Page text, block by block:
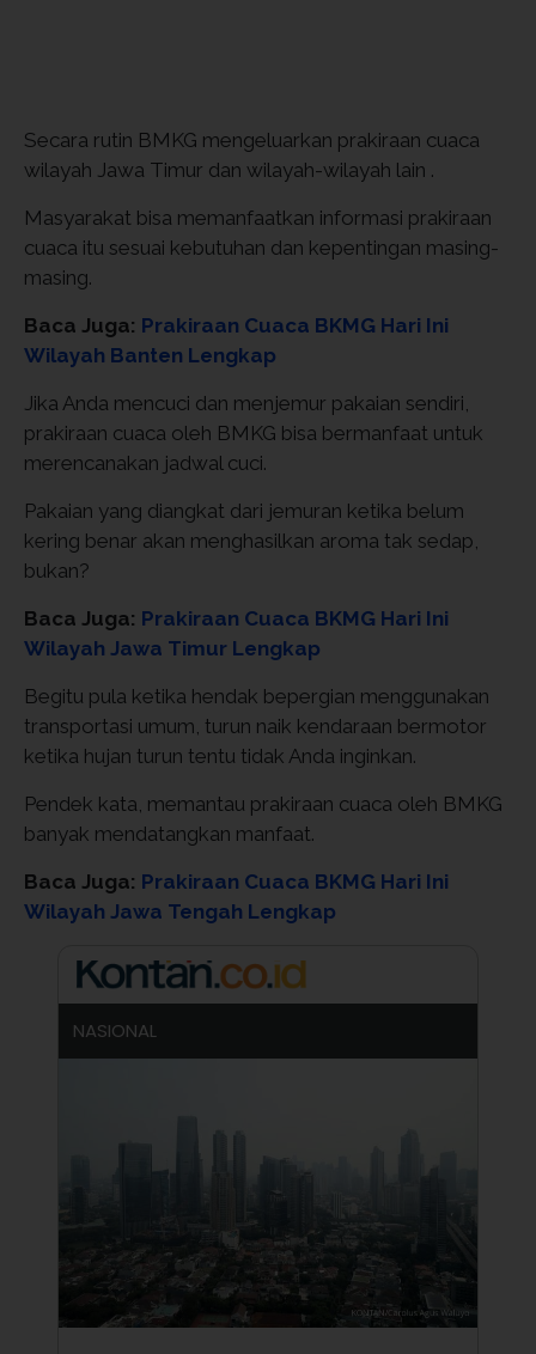
Secara rutin BMKG mengeluarkan prakiraan cuaca
wilayah Jawa Timur dan wilayah-wilayah lain .
Masyarakat bisa memanfaatkan informasi prakiraan
cuaca itu sesuai kebutuhan dan kepentingan masing-
masing.
Baca Juga: Prakiraan Cuaca BKMG Hari Ini
Wilayah Banten Lengkap
Jika Anda mencuci dan menjemur pakaian sendiri,
prakiraan cuaca oleh BMKG bisa bermanfaat untuk
merencanakan jadwal cuci.
Pakaian yang diangkat dari jemuran ketika belum
kering benar akan menghasilkan aroma tak sedap,
bukan?
Baca Juga: Prakiraan Cuaca BKMG Hari Ini
Wilayah Jawa Timur Lengkap
Begitu pula ketika hendak bepergian menggunakan
transportasi umum, turun naik kendaraan bermotor
ketika hujan turun tentu tidak Anda inginkan.
Pendek kata, memantau prakiraan cuaca oleh BMKG
banyak mendatangkan manfaat.
Baca Juga: Prakiraan Cuaca BKMG Hari Ini
Wilayah Jawa Tengah Lengkap
NASIONAL